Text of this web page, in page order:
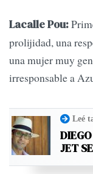
Lacalle Pou:
prolijidad, una
una mujer muy
irresponsable a
Leé
JET